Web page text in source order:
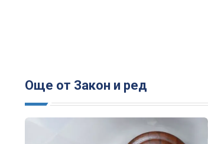
Още от Закон и ред